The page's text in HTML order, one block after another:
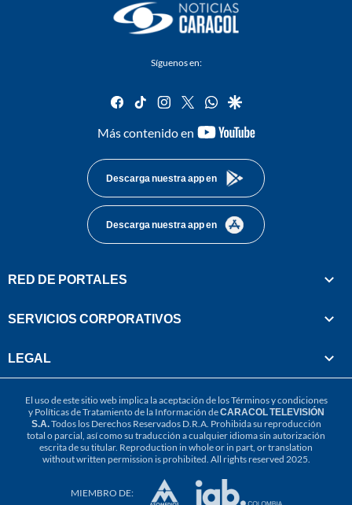
Síguenos en:
facebook
tiktok instagram
twitterwhatsapp
google
Más contenido en
youtube-
Descarga nuestra app en
Descarga nuestra app en
RED DE PORTALES
SERVICIOS CORPORATIVOS
LEGAL
El uso de este sitio web implica la aceptación de losTérminos y condiciones
y Políticas de Tratamiento de la Información deCARACOL TELEVISIÓN
S.A.Todos los Derechos Reservados D.R.A. Prohibida su reproducción
total o parcial, así como su traducción a cualquier idioma sin autorización
escrita de su titular. Reproduction in whole or in part, or translation
without written permission is prohibited. All rights reserved 2025.
MIEMBRO DE: